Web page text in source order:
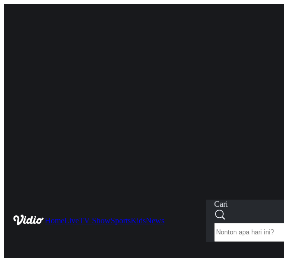
HomeLiveTV ShowSportsKidsNews
Cari